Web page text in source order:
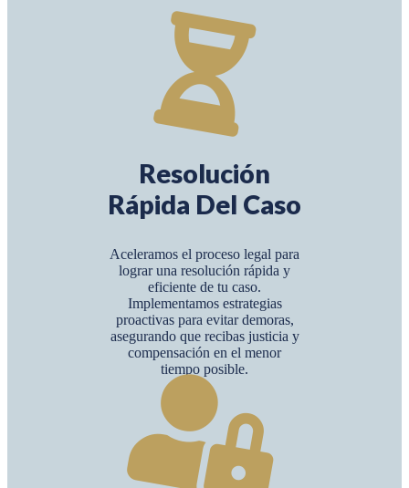
Resolución
Rápida Del Caso
Aceleramos el proceso legal para
lograr una resolución rápida y
eficiente de tu caso.
Implementamos estrategias
proactivas para evitar demoras,
asegurando que recibas justicia y
compensación en el menor
tiempo posible.